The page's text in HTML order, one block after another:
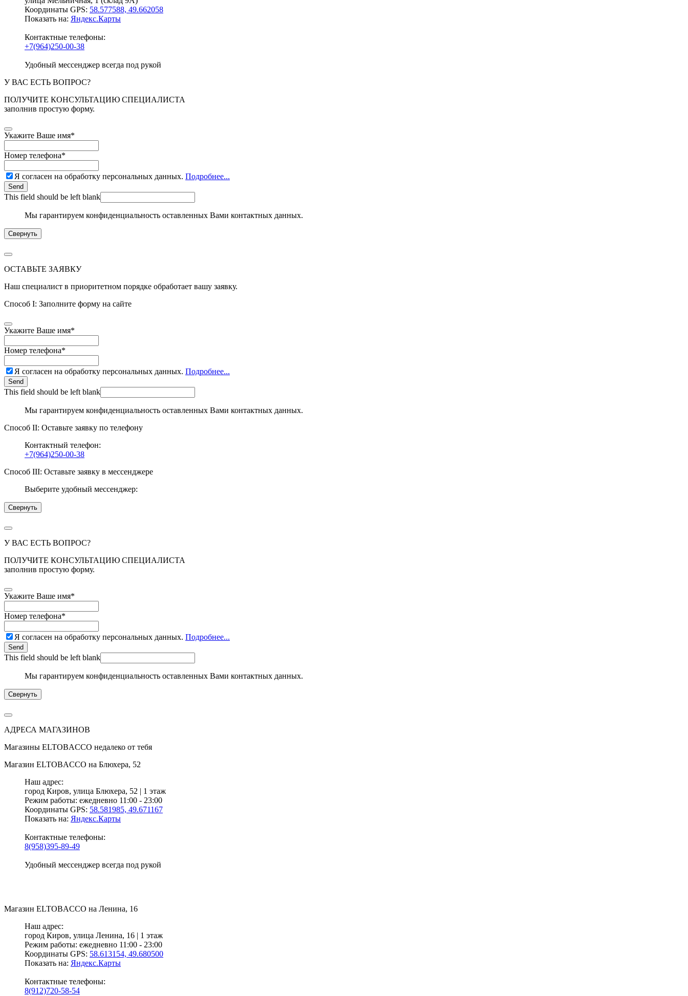
Координаты GPS: 58.577588, 49.662058
Показать на: Яндекс.Карты
Контактные телефоны:
+7(964)250-00-38
Удобный мессенджер всегда под рукой
У ВАС ЕСТЬ ВОПРОС?
ПОЛУЧИТЕ КОНСУЛЬТАЦИЮ СПЕЦИАЛИСТА
заполнив простую форму.
Укажите Ваше имя*
Номер телефона*
Я согласен на обработку персональных данных. Подробнее...
Send
This field should be left blank
Мы гарантируем конфиденциальность оставленных Вами контактных данных.
Свернуть
ОСТАВЬТЕ ЗАЯВКУ
Наш специалист в приоритетном порядке обработает вашу заявку.
Способ I: Заполните форму на сайте
Укажите Ваше имя*
Номер телефона*
Я согласен на обработку персональных данных. Подробнее...
Send
This field should be left blank
Мы гарантируем конфиденциальность оставленных Вами контактных данных.
Способ II: Оставьте заявку по телефону
Контактный телефон:
+7(964)250-00-38
Способ III: Оставьте заявку в мессенджере
Выберите удобный мессенджер:
Свернуть
У ВАС ЕСТЬ ВОПРОС?
ПОЛУЧИТЕ КОНСУЛЬТАЦИЮ СПЕЦИАЛИСТА
заполнив простую форму.
Укажите Ваше имя*
Номер телефона*
Я согласен на обработку персональных данных. Подробнее...
Send
This field should be left blank
Мы гарантируем конфиденциальность оставленных Вами контактных данных.
Свернуть
АДРЕСА МАГАЗИНОВ
Магазины ELTOBACCO недалеко от тебя
Магазин ELTOBACCO на Блюхера, 52
Наш адрес:
город Киров, улица Блюхера, 52 | 1 этаж
Режим работы: ежедневно 11:00 - 23:00
Координаты GPS: 58.581985, 49.671167
Показать на: Яндекс.Карты
Контактные телефоны:
8(958)395-89-49
Удобный мессенджер всегда под рукой
Магазин ELTOBACCO на Ленина, 16
Наш адрес:
город Киров, улица Ленина, 16 | 1 этаж
Режим работы: ежедневно 11:00 - 23:00
Координаты GPS: 58.613154, 49.680500
Показать на: Яндекс.Карты
Контактные телефоны:
8(912)720-58-54